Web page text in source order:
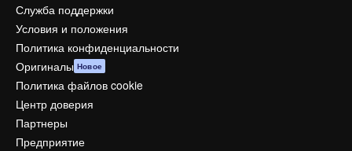
Служба поддержки
Условия и положения
Политика конфиденциальности
Оригиналы Новое
Политика файлов cookie
Центр доверия
Партнеры
Предприятие